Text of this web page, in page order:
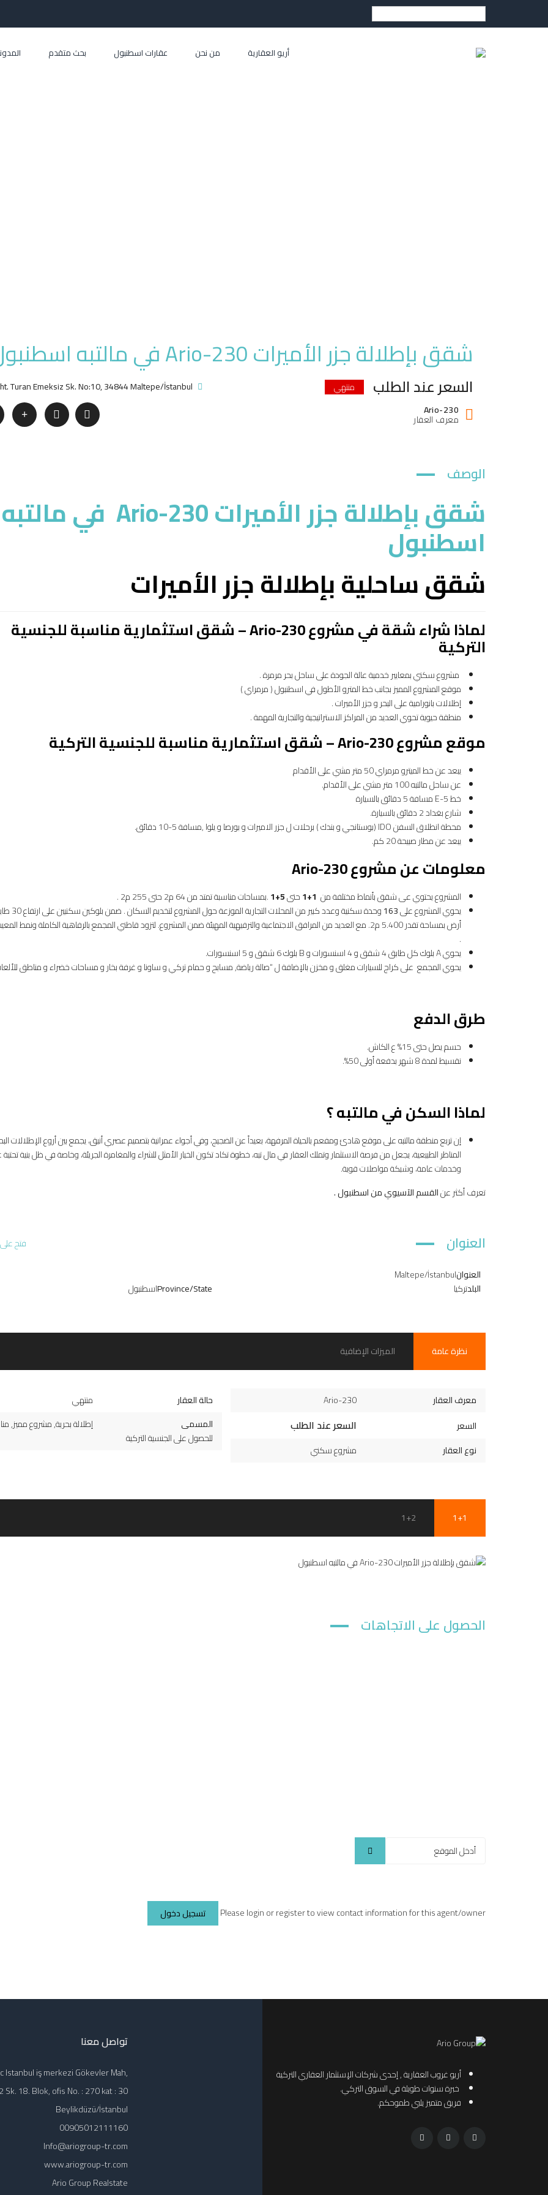
أريو العقارية من نحن عقارات اسطنبول بحث متقدم
شقق بإطلالة جزر الأميرات Ario-230 في مالتبه اسطنبول
السعر عند الطلب منتهي
Turan Emeksiz Sk. No:10, 34844 Maltepe/İstanbul
Ario-230
معرف العقار
الوصف
شقق بإطلالة جزر الأميرات Ario-230 في مالتبه
اسطنبول
شقق ساحلية بإطلالة جزر الأميرات
لماذا شراء شقة في مشروع Ario-230 – شقق استثمارية مناسبة للجنسية
التركية
مشروع سكني بمعايير خدمية عالة الجودة على ساحل بحر مرمرة .
موقع المشروع المميز بجانب خط المترو الأطول في اسطنبول ( مرمراي )
إطلالات بانورامية على البحر و جزر الأميرات .
منطقة حيوية تحوي العديد من المراكز الاستراتيجية والتجارية المهمة .
موقع مشروع Ario-230 – شقق استثمارية مناسبة للجنسية التركية
يبعد عن خط الميترو مرمراي 50 متر مشي على الأقدام
عن ساحل مالتبه 100 متر مشي على الأقدام.
خط E-5 مسافة 5 دقائق بالسيارة
شارع بغداد 2 دقائق بالسيارة.
محطة انطلاق السفن IDO (بوستانجي و بندك ) برحلات ل جزر الاميرات و بورصا و يلوا ,مسافة 5-10 دقائق.
يبعد عن مطار صبيحة 20 كم.
معلومات عن مشروع Ario-230
المشروع يحتوي عى شقق بأنماط مختلفة من 1+
1حتى5
+
1.بمساحات مناسبة تمتد من 64 م2 حتى 255 م2 .
يحوي المشروع على163
وحدة سكنية وعدد كبير من
أرض بمساحة تقدر 5.400 م2. مع العديد من المرافق الاجتماعية والترفيهية المهيئة ضمن المشروع. لتزود قاطني المجمع بالرفاهية الكاملة ونمط
.
يحوي A بلوك كل طابق 4 شقق و 4 اسنسورات و B بلوك 6 شقق و 5 اسنسورات.
يحوي المجمع على كراج للسيارات مغلق و مخزن بالإضافة ل “صالة رياضة, مسابح و حمام تركي و ساونا و غرفة بخار و مساحات خضراء و مناطق
طرق الدفع
حسم يصل حتى 15% ع الكاش.
نقسيط لمدة 8 شهر بدفعة أولى 50%.
لماذا السكن في مالتبه ؟
إن تربع منطقة مالتبه على موقع هادئ ومفعم بالحياة المرفهة، بعيداً عن الضجيج، وفي أجواء عمرانية بتصميم عصري أنيق، يجمع بين أروع الإطلالات
المناظر الطبيعية، يجعل من فرصة الاستثمار وتملك العقار في مال تبه، خطوة تكاد تكون الخيار الأمثل للشراء والمغامرة الجريئة، وخاصة في ظل بنية تحتية
وخدمات عامة، وشبكة مواصلات قوية.
تعرف أكثر عنالقسم الآسيوي من اسطنبول .
العنوان
العنوانMaltepe/İstanbul
البلدتركيا Province/Stateاسطنبول
فتح
نظرة عامة الميزات الإضافية
معرف العقار
Ario-230
السعر
السعر عند الطلب
نوع العقار مشروع سكني
حالة العقار
منتهي
المسمى
إطلالة بحرية,مشروع مميز,
للحصول على الجنسية التركية
1+1
1+2
الحصول على الاتجاهات
Please login or register to view contact information for this agent/owner تسجيل دخول
أريو غروب العقارية , إحدى شركات الإستثمار العقاري التركية
خبرة سنوات طويلة في السوق التركي.
فريق متميز يلبي طموحكم.
تواصل معنا
Istanbul iş merkezi Gökevler Mah,
Sk. 18. Blok, ofis No. : 270 kat : 30
Beylikdüzü/İstanbul
00905012111160
Info@ariogroup-tr.com
www.ariogroup-tr.com
Ario Group Realstate